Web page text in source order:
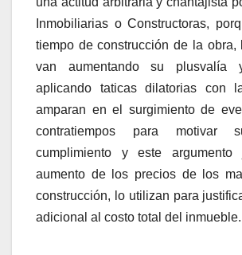
Inmobiliarias o Constructoras,
tiempo de construcción de la obra,
van aumentando su plusvalía
aplicando taticas dilatorias con
amparan en el surgimiento de
contratiempos para
cumplimiento y este
aumento de los precios de los
construcción, lo utilizan para
adicional al costo total del inmueble.